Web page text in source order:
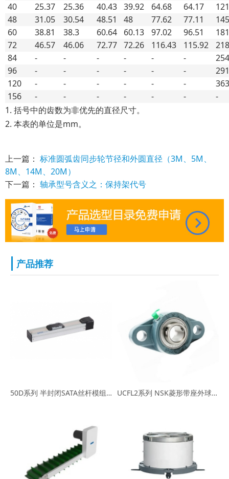
40
25.37 25.36 40.43 39.92 64.68 64.17
48
31.05 30.54 48.51 48 77.62 77.11
60
38.81 38.3 60.64 60.13 97.02 96.51
72
46.57 46.06 72.77 72.26 116.43 115.92
84
- - - - - -
96
- - - - - -
120
- - - - - -
156
- - - - - -
-
1. 括号中的齿数为非优先的直径尺寸。
2. 本表的单位是mm。
上一篇： 标准圆弧齿同步轮节径和外圆直径（3M、5M、
8M、14M、20M）
下一篇： 轴承型号含义之：保持架代号
产品推荐
50D系列 半封闭SATA丝杆模组滑台 05/10导程 行程100~800 UCFL2系列 NSK菱形带座外球面轴承